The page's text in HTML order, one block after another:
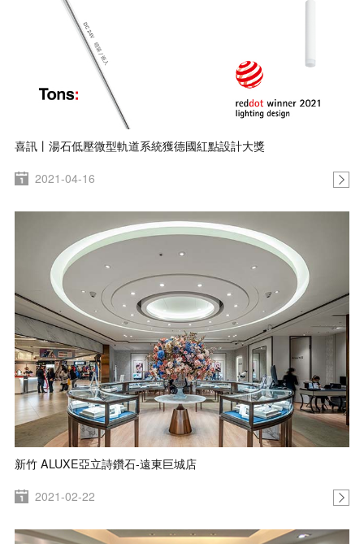
喜訊丨湯石低壓微型軌道系統獲德國紅點設計大獎
2021-04-16
新竹 ALUXE亞立詩鑽石-遠東巨城店
2021-02-22